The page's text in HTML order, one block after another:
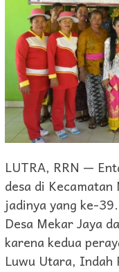
LUTRA, RRN —
desa di
jadinya yang ke-
Desa Mekar Jaya
karena kedua
Luwu Utara,